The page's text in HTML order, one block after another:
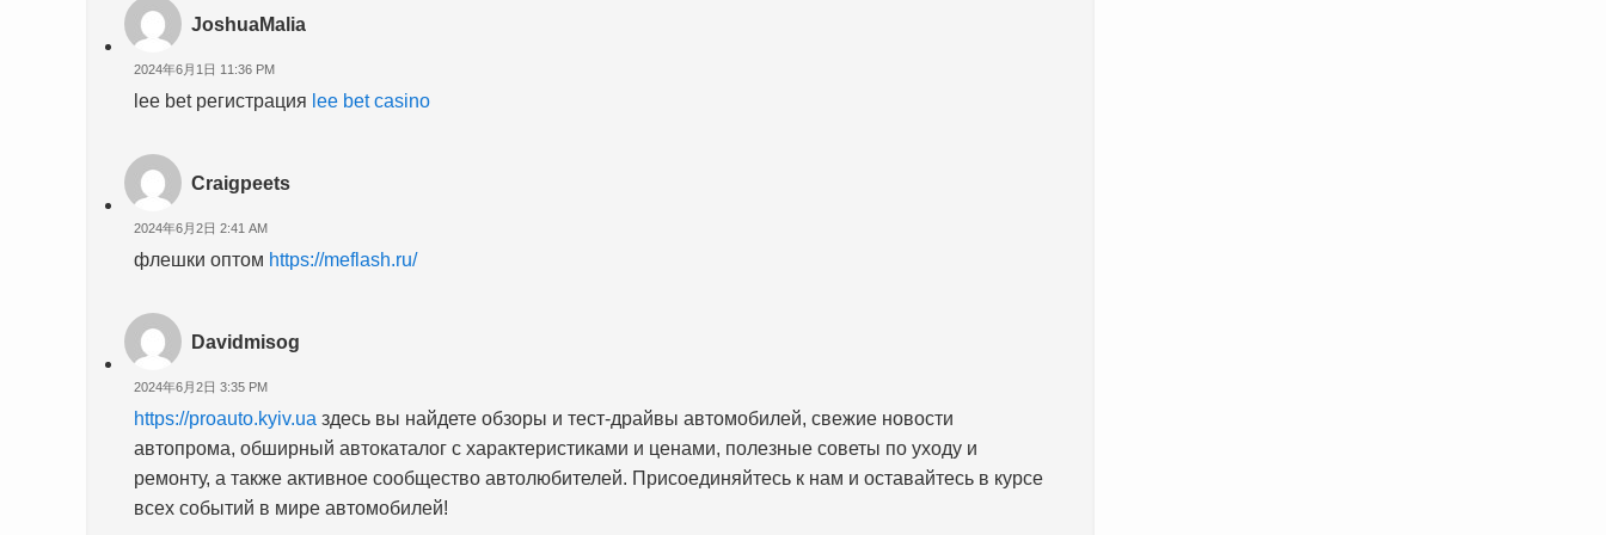
JoshuaMalia
2024年6月1日 11:36 PM
lee bet регистрация lee bet casino
Craigpeets
2024年6月2日 2:41 AM
флешки оптом https://meflash.ru/
Davidmisog
2024年6月2日 3:35 PM
https://proauto.kyiv.ua здесь вы найдете обзоры и тест-драйвы автомобилей, свежие новости
автопрома, обширный автокаталог с характеристиками и ценами, полезные советы по уходу и
ремонту, а также активное сообщество автолюбителей. Присоединяйтесь к нам и оставайтесь в курсе
всех событий в мире автомобилей!